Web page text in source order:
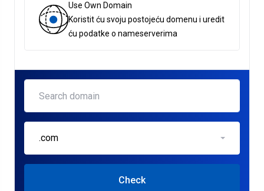
Use Own Domain
Koristit ću svoju postojeću domenu i uredit
ću podatke o nameserverima
.com
Check